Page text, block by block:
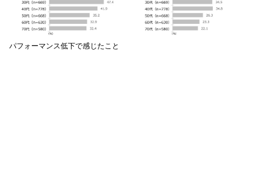
パフォーマンス低下で感じたこと